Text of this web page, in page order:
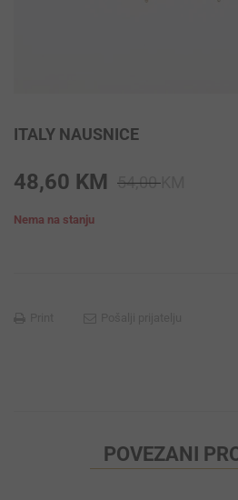
ITALY NAUSNICE
54,00
48,60 KM
Nema na stanju
POVEZANI